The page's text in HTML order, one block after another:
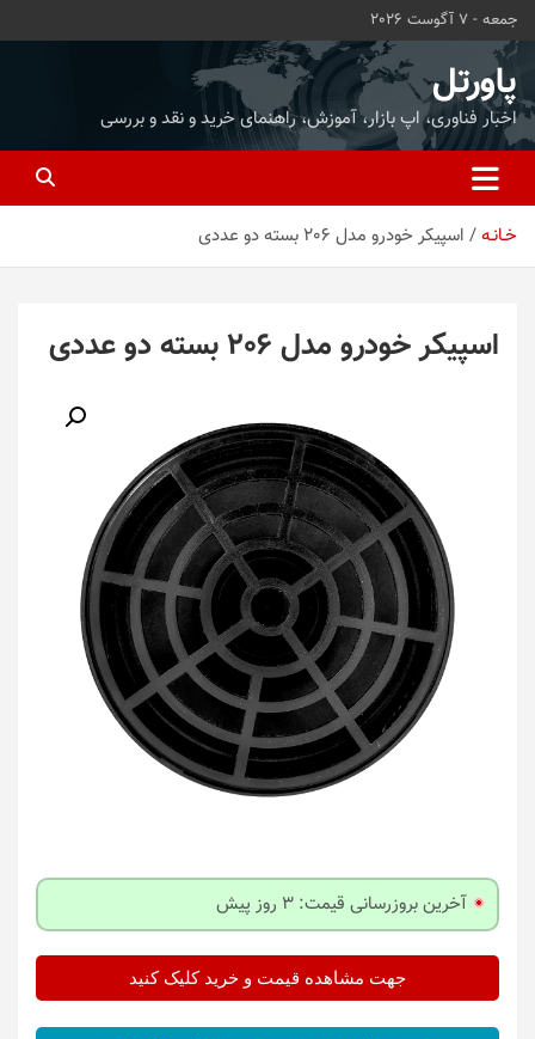
محتوا
بروید
جمعه - 7 آگوست 2026
پاورتل
اخبار فناوری، اپ بازار، آموزش، راهنمای خرید و نقد و بررسی
خـانـه اسپیکر خودرو مدل 206 بسته دو عددی
اسپیکر خودرو مدل 206 بسته دو عددی
آخرین بروزرسانی قیمت: 3 روز پیش
جهت مشاهده قیمت و خرید کلیک کنید